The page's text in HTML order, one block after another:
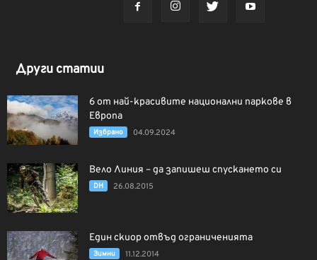
Други статии
6 от най-красивите национални паркове в
Европа
Избрано 04.09.2024
Вело Линия – да запишеш спускането си
DH 26.08.2015
Един скиор отвъд ограниченията
Зимни 11.12.2014